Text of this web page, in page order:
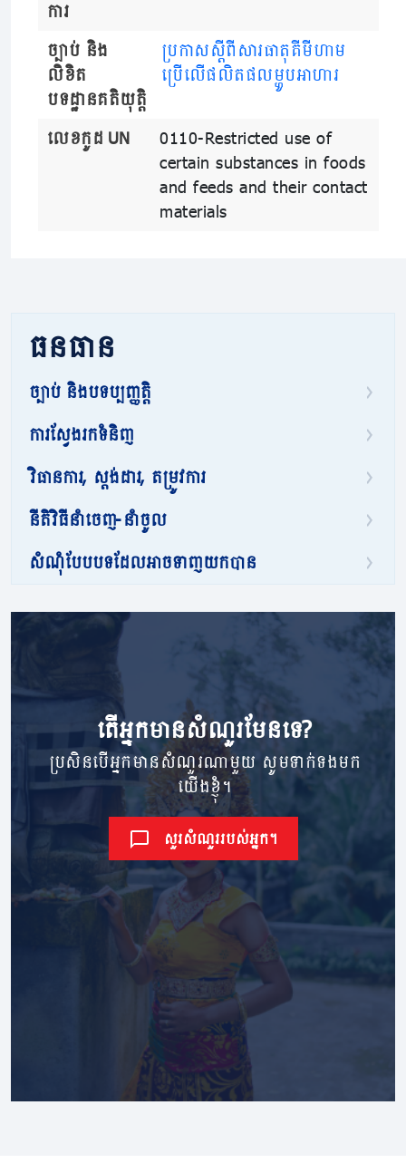
ការ
ច្បាប់ និង
លិខិត
បទដ្ឋានគតិយុត្តិ
ប្រកាសស្តីពីសារធាតុគីមីហាម
ប្រើលើផលិតផលម្ហូបអាហារ
លេខកូដ UN
0110-Restricted use of
certain substances in foods
and feeds and their contact
materials
ធនធាន
ច្បាប់ និងបទប្បញ្ញត្តិ
ការស្វែងរកទំនិញ
វិធានការ, ស្តង់ដារ, តម្រូវការ
នីតិវិធីនាំចេញ-នាំចូល
សំណុំបែបបទដែលអាចទាញយកបាន
តើ​អ្នក​មាន​សំណួរ​មែនទេ?
ប្រសិនបើអ្នកមានសំណួរណាមួយ សូមទាក់ទងមក
យើងខ្ញុំ។
សួរសំណួររបស់អ្នក។